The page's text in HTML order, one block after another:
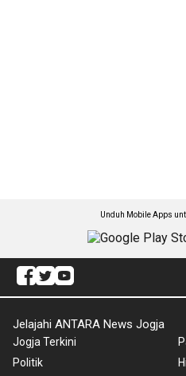
Unduh Mobile Apps
Jelajahi ANTARA News Jogja
Jogja Terkini
Politik